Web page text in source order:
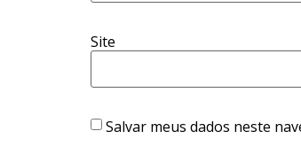
Site
Salvar meus dados neste